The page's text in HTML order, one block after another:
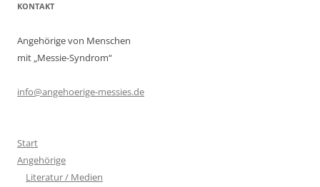
KONTAKT
Angehörige von Menschen
mit „Messie-Syndrom“
info@angehoerige-messies.de
Start
Angehörige
Literatur / Medien